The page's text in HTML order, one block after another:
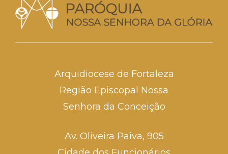
Arquidiocese de Fortaleza
Região Episcopal Nossa
Senhora da Conceição
Av. Oliveira Paiva, 905